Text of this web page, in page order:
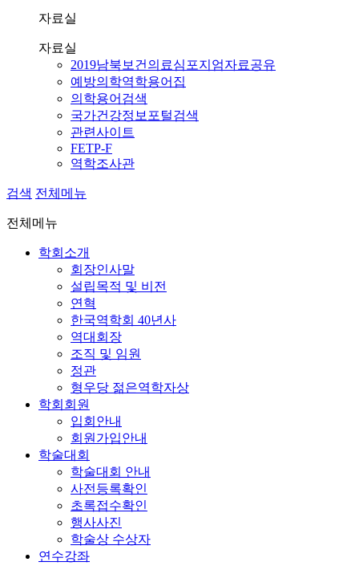
자료실
자료실
2019남북보건의료심포지엄자료공유
예방의학역학용어집
의학용어검색
국가건강정보포털검색
관련사이트
FETP-F
역학조사관
검색 전체메뉴
전체메뉴
학회소개
회장인사말
설립목적 및 비전
연혁
한국역학회 40년사
역대회장
조직 및 임원
정관
형우당 젊은역학자상
학회회원
입회안내
회원가입안내
학술대회
학술대회 안내
사전등록확인
초록접수확인
행사사진
학술상 수상자
연수강좌